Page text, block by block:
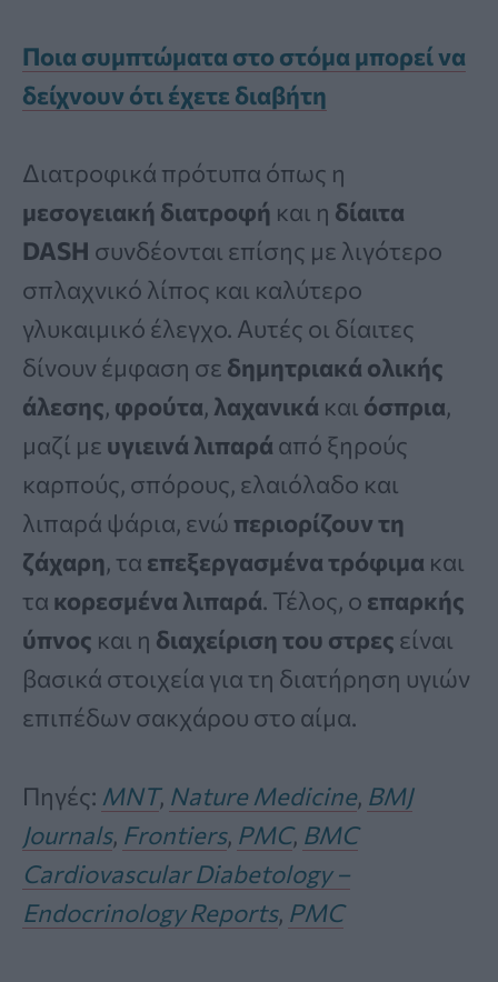
Ποια συμπτώματα στο στόμα μπορεί να
δείχνουν ότι έχετε διαβήτη
Διατροφικά πρότυπα όπως η
μεσογειακή διατροφή και η δίαιτα
DASH συνδέονται επίσης με λιγότερο
σπλαχνικό λίπος και καλύτερο
γλυκαιμικό έλεγχο. Αυτές οι δίαιτες
δίνουν έμφαση σε δημητριακά ολικής
άλεσης, φρούτα, λαχανικά και όσπρια,
μαζί με υγιεινά λιπαρά από ξηρούς
καρπούς, σπόρους, ελαιόλαδο και
λιπαρά ψάρια, ενώ περιορίζουν τη
ζάχαρη, τα επεξεργασμένα τρόφιμα και
τα κορεσμένα λιπαρά. Τέλος, ο επαρκής
ύπνος και η διαχείριση του στρες είναι
βασικά στοιχεία για τη διατήρηση υγιών
επιπέδων σακχάρου στο αίμα.
Πηγές: MNT, Nature Medicine, BMJ
Journals, Frontiers, PMC, BMC
Cardiovascular Diabetology –
Endocrinology Reports, PMC